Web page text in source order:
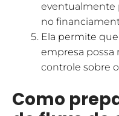
eventualmente
no
Ela permite
empresa possa
controle sobre
Como